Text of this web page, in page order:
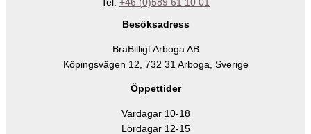
Tel: +46 (0)589 61 10 01
Besöksadress
BraBilligt Arboga AB
Köpingsvägen 12, 732 31 Arboga, Sverige
Öppettider
Vardagar 10-18
Lördagar 12-15